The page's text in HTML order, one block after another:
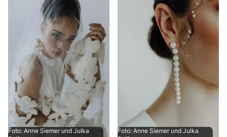
Foto: Anne Siemer und Julka
Foto: Anne Siemer und Julka